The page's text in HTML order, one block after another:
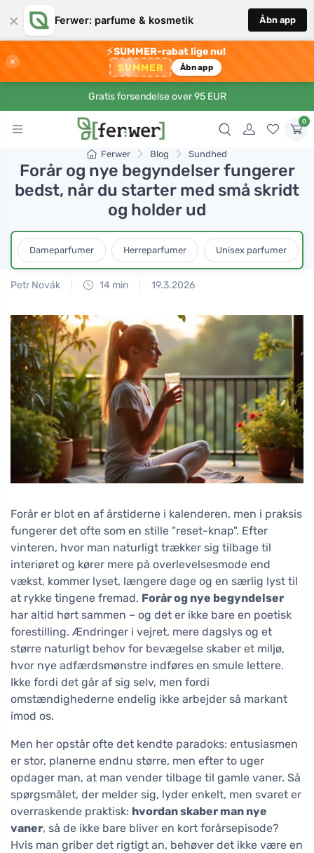
× Ferwer: parfume & kosmetik Åbn app
×
⚡SUMMER-rabat lige nu!
SUMMER Åbn app
Gratis forsendelse over 95 EUR
0
Ferwer Blog Sundhed
Forår og nye begyndelser fungerer
bedst, når du starter med små skridt
og holder ud
Dameparfumer Herreparfumer Unisex parfumer
Petr Novák 14 min 19.3.2026
Forår er blot en af årstiderne i kalenderen, men i praksis
fungerer det ofte som en stille "reset-knap". Efter
vinteren, hvor man naturligt trækker sig tilbage til
interiøret og kører mere på overlevelsesmode end
vækst, kommer lyset, længere dage og en særlig lyst til
at rykke tingene fremad. Forår og nye begyndelser
har altid hørt sammen – og det er ikke bare en poetisk
forestilling. Ændringer i vejret, mere dagslys og et
større naturligt behov for bevægelse skaber et miljø,
hvor nye adfærdsmønstre indføres en smule lettere.
Ikke fordi det går af sig selv, men fordi
omstændighederne endelig ikke arbejder så markant
imod os.
Men her opstår ofte det kendte paradoks: entusiasmen
er stor, planerne endnu større, men efter to uger
opdager man, at man vender tilbage til gamle vaner. Så
spørgsmålet, der melder sig, lyder enkelt, men svaret er
overraskende praktisk: hvordan skaber man nye
vaner, så de ikke bare bliver en kort forårsepisode?
Hvis man griber det rigtigt an, behøver det ikke være en